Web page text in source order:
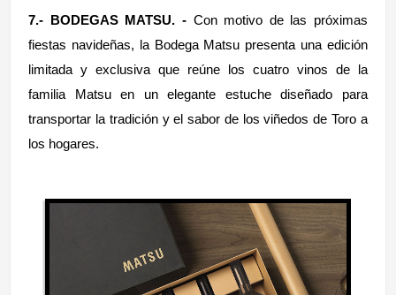
7.- BODEGAS MATSU. -Con motivo de las próximas
fiestas navideñas, la Bodega Matsu presenta una edición
limitada y exclusiva que reúne los cuatro vinos de la
familia Matsu en un elegante estuche diseñado para
transportar la tradición y el sabor de los viñedos de Toro a
los hogares.